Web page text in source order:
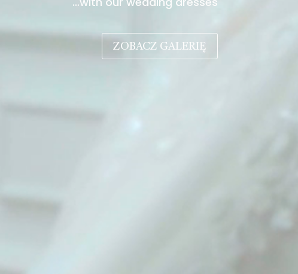
ZOBACZ GALERIĘ